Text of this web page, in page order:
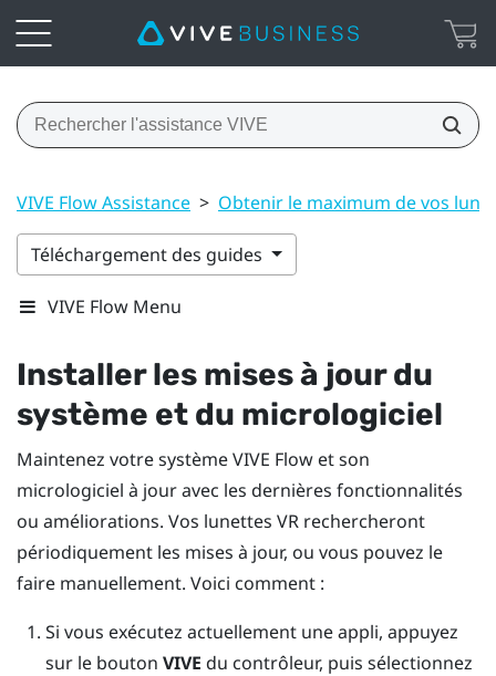
VIVE Flow Assistance > Obtenir le maximum de vos
Téléchargement des guides
VIVE Flow Menu
Installer les mises à jour du
système et du micrologiciel
Maintenez votre systèmeVIVE Flow et son
micrologiciel à jour avec les dernières fonctionnalités
ou améliorations. Vos lunettes VR rechercheront
périodiquement les mises à jour, ou vous pouvez le
faire manuellement. Voici comment :
Si vous exécutez actuellement une appli, appuyez
sur le bouton VIVE du contrôleur, puis sélectionnez